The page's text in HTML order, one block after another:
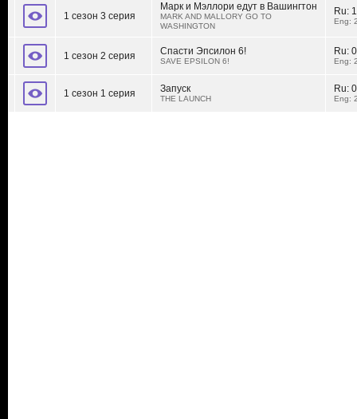
1 сезон 3 серия
Марк и Мэллори едут в Вашингтон
MARK AND MALLORY GO TO
WASHINGTON
Ru:
Eng:
1 сезон 2 серия Спасти Эпсилон 6!
SAVE EPSILON 6!
Ru:
Eng:
1 сезон 1 серия Запуск
THE LAUNCH
Ru:
Eng: